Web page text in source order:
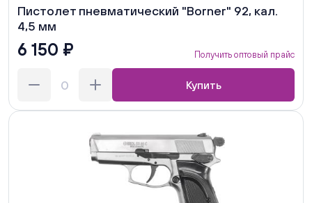
Пистолет пневматический "Borner" 92, кал.
4,5 мм
6 150 ₽ Получить оптовый прайс
Купить